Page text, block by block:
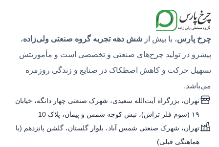
چرخ پارس، با بیش از شش دهه تجربه گروه صنعتی ولی‌زاده،
پیشرو در تولید چرخ‌های صنعتی و تخصصی است و مأموریتش
تسهیل حرکت و کاهش اصطکاک در صنایع و زندگی روزمره
می‌باشد.
تهران، بزرگراه آیت‌الله سعیدی، شهرک صنعتی چهار دانگه، خیابان
۱۹ (سوم فلز تراش)، نبش کوچه شمس و پیمان، پلاک 10
تهران، شهرک صنعتی شمس آباد، بلوار گلستان، گلشن پانزدهم (با
هماهنگی قبلی)